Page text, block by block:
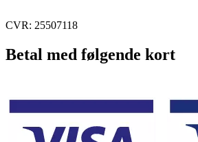
CVR: 25507118
Betal med følgende kort